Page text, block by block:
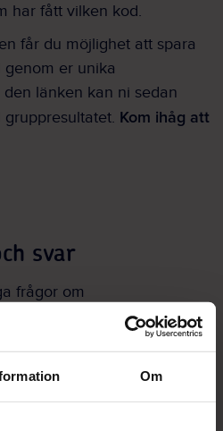
Om
har fått vilken kod.
får du möjlighet att spara
er unika
länken kan ni sedan
Kom ihåg att
svar
frågor om
du inte svaret på din fråga
fraga@suntarbetsliv.se.
på